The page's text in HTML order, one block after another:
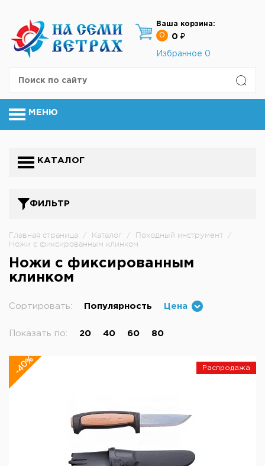
Ваша корзина:
0
0 ₽
Избранное 0
МЕНЮ
КАТАЛОГ
ФИЛЬТР
Главная страница / Каталог / Походный инструмент /
Ножи с фиксированным клинком
Ножи с фиксированным
клинком
Сортировать: Популярность Цена
Показать по: 20 40 60 80
Распродажа
-40%